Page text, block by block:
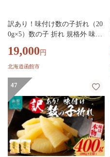
訳あり！味付け数の子折れ（20
0g×5）数の子 折れ 規格外 味は
ッピング 数の子 魚卵 ごはんの
お供 和え物 アレンジ 正月 魚介
お取り寄せグルメ 北海道 函館
市 送料無料_HD109-020
19,000 円
北海道函館市
47